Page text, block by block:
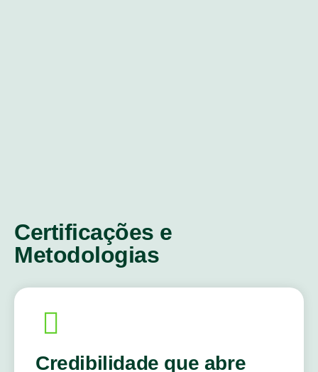
Certificações e
Metodologias
Credibilidade que abre